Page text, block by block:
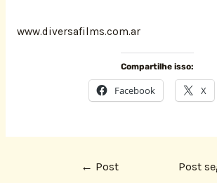
www.diversafilms.com.ar
Compartilhe isso:
Facebook X
← Post
Post